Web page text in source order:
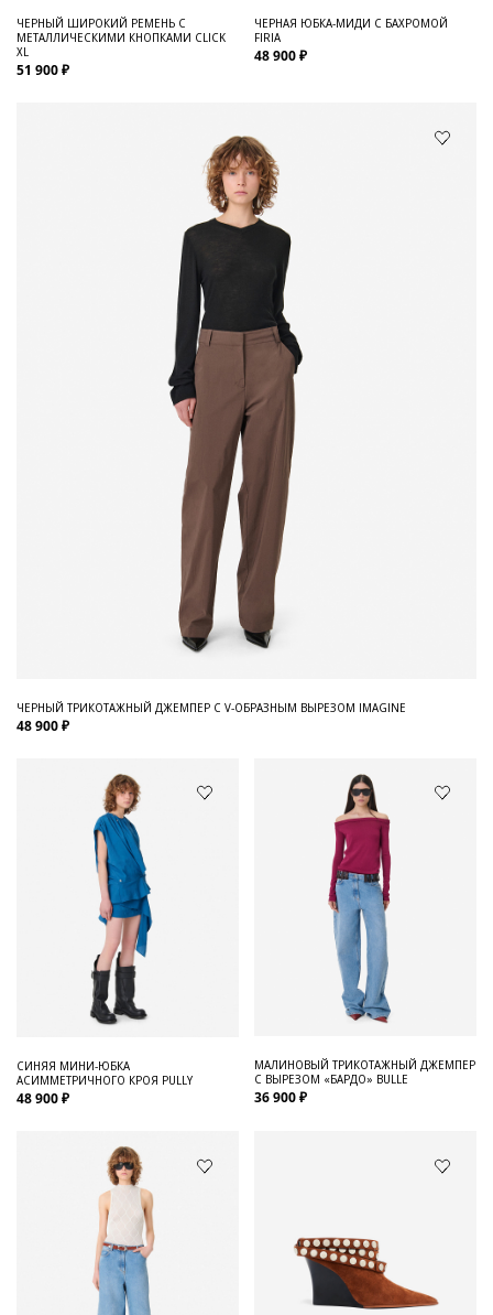
ЧЕРНЫЙ ШИРОКИЙ РЕМЕНЬ С
МЕТАЛЛИЧЕСКИМИ КНОПКАМИ CLICK
XL
51 900 ₽
ЧЕРНАЯ ЮБКА-МИДИ С БАХРОМОЙ
FIRIA
48 900 ₽
ЧЕРНЫЙ ТРИКОТАЖНЫЙ ДЖЕМПЕР С V-ОБРАЗНЫМ ВЫРЕЗОМ IMAGINE
48 900 ₽
СИНЯЯ МИНИ-ЮБКА
АСИММЕТРИЧНОГО КРОЯ PULLY
48 900 ₽
МАЛИНОВЫЙ ТРИКОТАЖНЫЙ ДЖЕМПЕР
С ВЫРЕЗОМ «БАРДО» BULLE
36 900 ₽